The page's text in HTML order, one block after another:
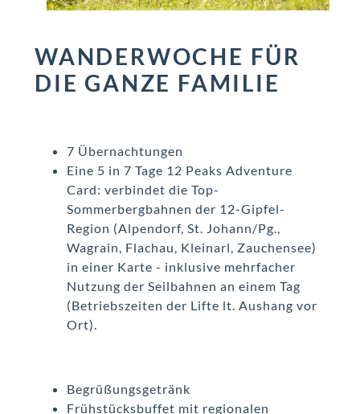
WANDERWOCHE FÜR
DIE GANZE FAMILIE
7 Übernachtungen
Eine 5 in 7 Tage 12 Peaks Adventure
Card: verbindet die Top-
Sommerbergbahnen der 12-Gipfel-
Region (Alpendorf, St. Johann/Pg.,
Wagrain, Flachau, Kleinarl, Zauchensee)
in einer Karte - inklusive mehrfacher
Nutzung der Seilbahnen an einem Tag
(Betriebszeiten der Lifte lt. Aushang vor
Ort).
Begrüßungsgetränk
Frühstücksbuffet mit regionalen